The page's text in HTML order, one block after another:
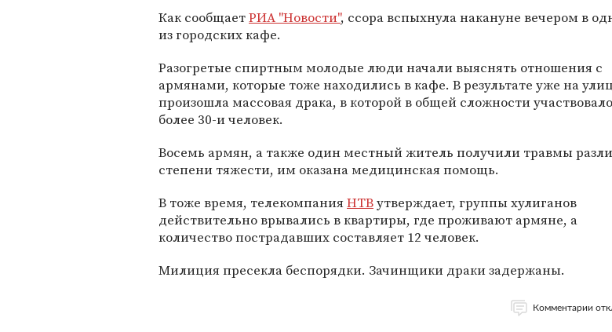
Как сообщаетРИА "Новости", ссора вспыхнула накануне вечером в
из городских кафе.
Разогретые спиртным молодые люди начали выяснять отношения с
армянами, которые тоже находились в кафе. В результате уже на
произошла массовая драка, в которой в общей сложности участвовало
более 30-и человек.
Восемь армян, а также один местный житель получили травмы
степени тяжести, им оказана медицинская помощь.
В тоже время, телекомпанияНТВутверждает, группы хулиганов
действительно врывались в квартиры, где проживают армяне, а
количество пострадавших составляет 12 человек.
Милиция пресекла беспорядки. Зачинщики драки задержаны.
Комментарии